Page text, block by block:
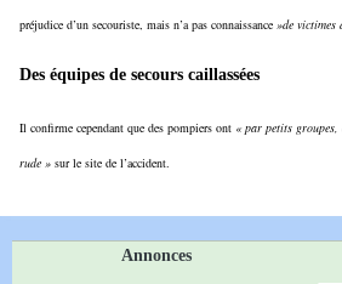
préjudice d’un secouriste, mais n’a pas connaissance »de victimes
Des équipes de secours caillassées
Il confirme cependant que des pompiers ont « par petits
rude » sur le site de l’accident.
Annonces